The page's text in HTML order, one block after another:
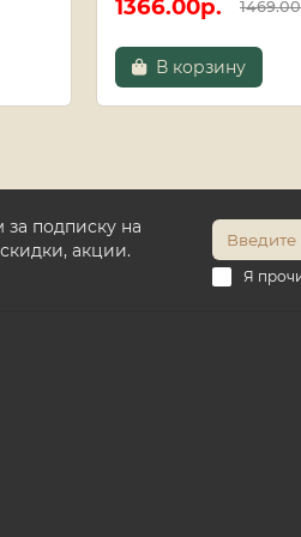
1366.00р.
В корзину
подписку на
акции.
Я